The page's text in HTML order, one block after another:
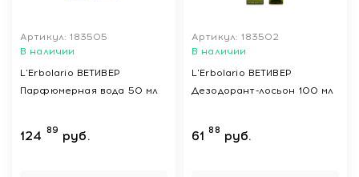
Артикул: 183505
В наличии
L'Erbolario ВЕТИВЕР
Парфюмерная вода 50 мл
124 89 руб.
Артикул: 183502
В наличии
L'Erbolario ВЕТИВЕР
Дезодорант-лосьон 100 мл
61 88 руб.